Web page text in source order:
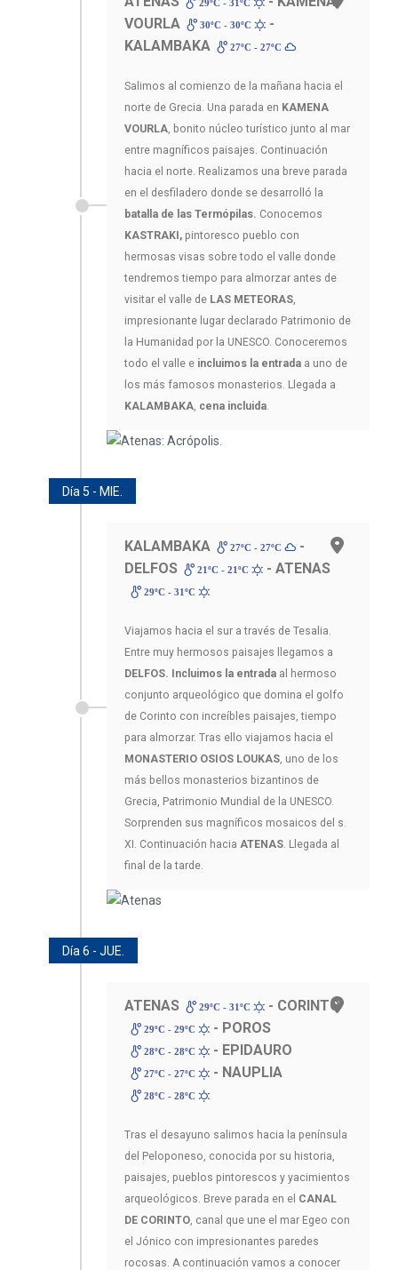
29ºC - 31ºC
VOURLA
30ºC - 30ºC
-
KALAMBAKA
27ºC - 27ºC
Salimos al comienzo de la mañana hacia el
norte de Grecia. Una parada en KAMENA
VOURLA, bonito núcleo turístico junto al mar
entre magníficos paisajes. Continuación
hacia el norte. Realizamos una breve parada
en el desfiladero donde se desarrolló la
batalla de las Termópilas. Conocemos
KASTRAKI, pintoresco pueblo con
hermosas visas sobre todo el valle donde
tendremos tiempo para almorzar antes de
visitar el valle de LAS METEORAS,
impresionante lugar declarado Patrimonio de
la Humanidad por la UNESCO. Conoceremos
todo el valle e incluimos la entrada a uno de
los más famosos monasterios. Llegada a
KALAMBAKA, cena incluida.
Día 5 - MIE.
KALAMBAKA 27ºC - 27ºC
-
DELFOS
21ºC - 21ºC - ATENAS
29ºC - 31ºC
Viajamos hacia el sur a través de Tesalia.
Entre muy hermosos paisajes llegamos a
DELFOS. Incluimos la entrada al hermoso
conjunto arqueológico que domina el golfo
de Corinto con increíbles paisajes, tiempo
para almorzar. Tras ello viajamos hacia el
MONASTERIO OSIOS LOUKAS, uno de los
más bellos monasterios bizantinos de
Grecia, Patrimonio Mundial de la UNESCO.
Sorprenden sus magníficos mosaicos del s.
XI. Continuación hacia ATENAS. Llegada al
final de la tarde.
Día 6 - JUE.
ATENAS 29ºC - 31ºC - CORINTO
29ºC - 29ºC - POROS
28ºC - 28ºC - EPIDAURO
27ºC - 27ºC - NAUPLIA
28ºC - 28ºC
Tras el desayuno salimos hacia la península
del Peloponeso, conocida por su historia,
paisajes, pueblos pintorescos y yacimientos
arqueológicos. Breve parada en el CANAL
DE CORINTO, canal que une el mar Egeo con
el Jónico con impresionantes paredes
rocosas. A continuación vamos a conocer